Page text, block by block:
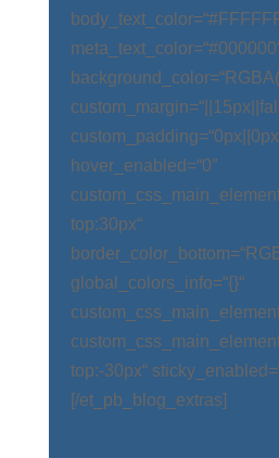
hover_enabled=“0″
top:30px“
global_colors_info=“{}“
top:-30px“
[/et_pb_blog_extras]